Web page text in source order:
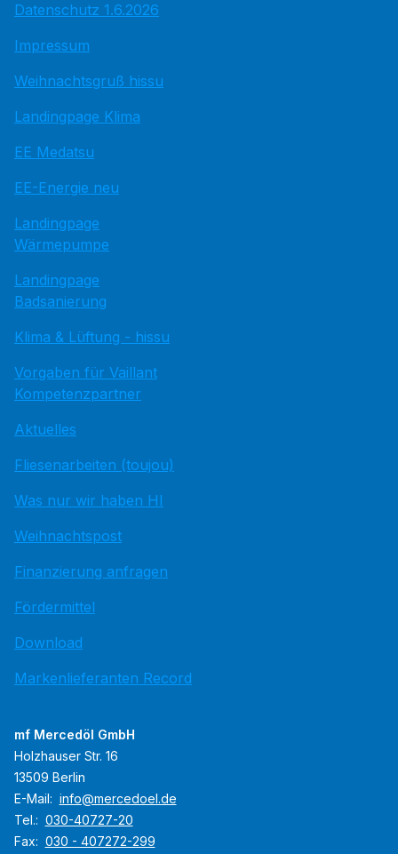
Datenschutz 1.6.2026
Impressum
Weihnachtsgruß hissu
Landingpage Klima
EE Medatsu
EE-Energie neu
Landingpage
Wärmepumpe
Landingpage
Badsanierung
Klima & Lüftung - hissu
Vorgaben für Vaillant
Kompetenzpartner
Aktuelles
Fliesenarbeiten (toujou)
Was nur wir haben HI
Weihnachtspost
Finanzierung anfragen
Fördermittel
Download
Markenlieferanten Record
mf Mercedöl GmbH
Holzhauser Str. 16
13509 Berlin
E-Mail: info@mercedoel.de
Tel.: 030-40727-20
Fax: 030 - 407272-299